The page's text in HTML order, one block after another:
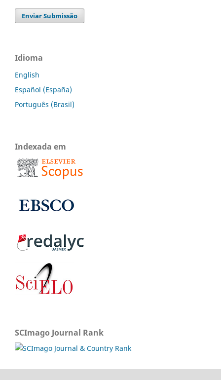
Enviar Submissão
Idioma
English
Español (España)
Português (Brasil)
Indexada em
SCImago Journal Rank